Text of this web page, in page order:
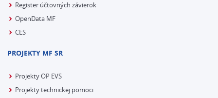
Register účtovných závierok
OpenData MF
CES
PROJEKTY MF SR
Projekty OP EVS
Projekty technickej pomoci